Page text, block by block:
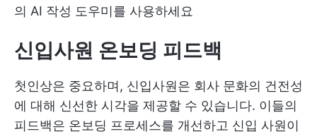
의 AI 작성 도우미를 사용하세요
신입사원 온보딩 피드백
첫인상은 중요하며, 신입사원은 회사 문화의 건전성
에 대해 신선한 시각을 제공할 수 있습니다. 이들의
피드백은 온보딩 프로세스를 개선하고 신입 사원이